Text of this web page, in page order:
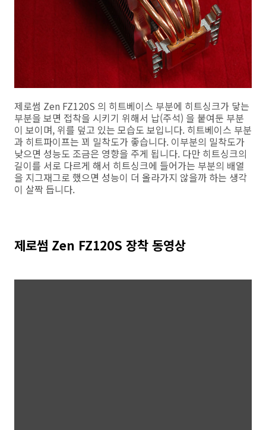
제로썸 Zen FZ120S 의 히트베이스 부분에 히트싱크가 닿는
부분을 보면 접착을 시키기 위해서 납(주석) 을 붙여둔 부분
이 보이며, 위를 덮고 있는 모습도 보입니다. 히트베이스 부분
과 히트파이프는 꾀 밀착도가 좋습니다. 이부분의 밀착도가
낮으면 성능도 조금은 영향을 주게 됩니다. 다만 히트싱크의
길이를 서로 다르게 해서 히트싱크에 들어가는 부분의 배열
을 지그재그로 했으면 성능이 더 올라가지 않을까 하는 생각
이 살짝 듭니다.
제로썸 Zen FZ120S 장착 동영상